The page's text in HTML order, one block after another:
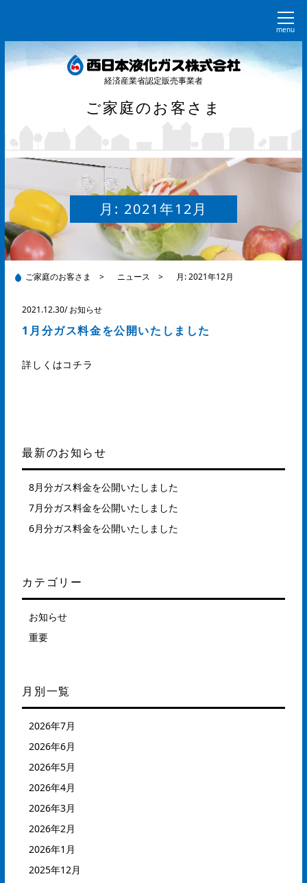
menu
経済産業省認定販売事業者
ご家庭のお客さま
月: 2021年12月
ご家庭のお客さま > ニュース > 月:2021年12月
2021.12.30/お知らせ
1月分ガス料金を公開いたしました
詳しくはコチラ
最新のお知らせ
8月分ガス料金を公開いたしました
7月分ガス料金を公開いたしました
6月分ガス料金を公開いたしました
カテゴリー
お知らせ
重要
月別一覧
2026年7月
2026年6月
2026年5月
2026年4月
2026年3月
2026年2月
2026年1月
2025年12月